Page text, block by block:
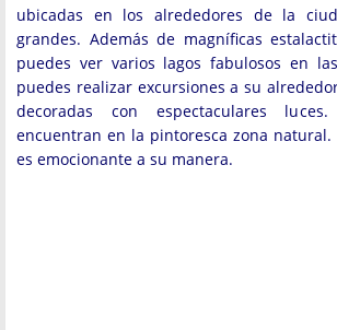
ubicadas en los alrededores de la
grandes. Además de magníficas
puedes ver varios lagos fabulosos en
puedes realizar excursiones a su
decoradas con espectaculares
encuentran en la pintoresca zona natural.
es emocionante a su manera.